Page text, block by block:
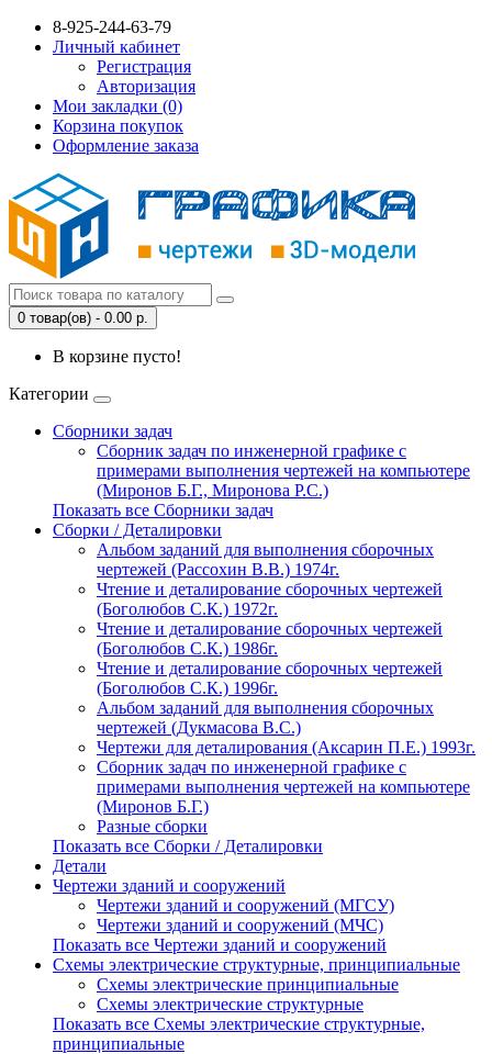
8-925-244-63-79
Личный кабинет
Регистрация
Авторизация
Мои закладки (0)
Корзина покупок
Оформление заказа
0 товар(ов) - 0.00 р.
В корзине пусто!
Категории
Сборники задач
Сборник задач по инженерной графике с
примерами выполнения чертежей на компьютере
(Миронов Б.Г., Миронова Р.С.)
Показать все Сборники задач
Сборки / Деталировки
Альбом заданий для выполнения сборочных
чертежей (Рассохин В.В.) 1974г.
Чтение и деталирование сборочных чертежей
(Боголюбов С.К.) 1972г.
Чтение и деталирование сборочных чертежей
(Боголюбов С.К.) 1986г.
Чтение и деталирование сборочных чертежей
(Боголюбов С.К.) 1996г.
Альбом заданий для выполнения сборочных
чертежей (Дукмасова В.С.)
Чертежи для деталирования (Аксарин П.Е.) 1993г.
Сборник задач по инженерной графике с
примерами выполнения чертежей на компьютере
(Миронов Б.Г.)
Разные сборки
Показать все Сборки / Деталировки
Детали
Чертежи зданий и сооружений
Чертежи зданий и сооружений (МГСУ)
Чертежи зданий и сооружений (МЧС)
Показать все Чертежи зданий и сооружений
Схемы электрические структурные, принципиальные
Схемы электрические принципиальные
Схемы электрические структурные
Показать все Схемы электрические структурные,
принципиальные